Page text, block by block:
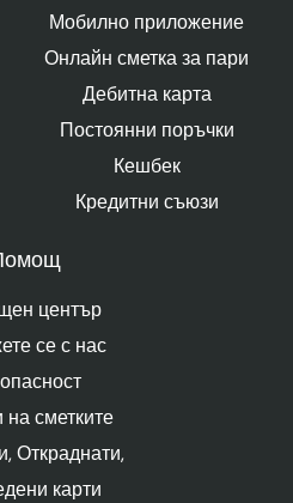
Мобилно приложение
Онлайн сметка за пари
Дебитна карта
Постоянни поръчки
Кешбек
Кредитни съюзи
център
се с нас
сметките
Откраднати,
карти